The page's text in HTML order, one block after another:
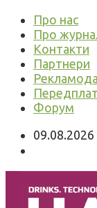
Про нас
Про
Контакти
Партнери
Форум
09.08.2026